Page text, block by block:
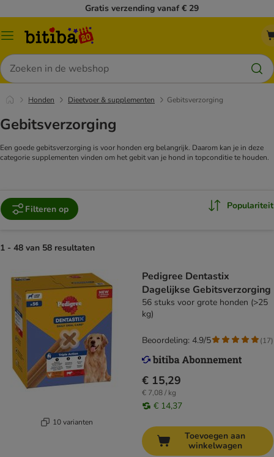
Gratis verzending vanaf € 29
Catalogusmenu
Zoeken
Honden Dieetvoer & supplementen Gebitsverzorging
Gebitsverzorging
Een goede gebitsverzorging is voor honden erg belangrijk. Daarom kan je in deze
categorie supplementen vinden om het gebit van je hond in topconditie te houden.
Filteren op Populariteit
1 - 48 van 58 resultaten
10 varianten
Pedigree Dentastix
Dagelijkse Gebitsverzorging
56 stuks voor grote honden (>25
kg)
€ 15,29
€ 7,08 / kg
€ 14,37
Beoordeling: 4.9/5 (17)
Toevoegen aan
winkelwagen